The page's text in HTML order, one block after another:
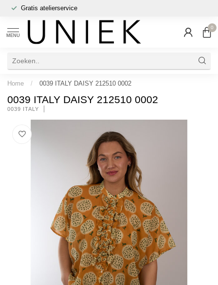
Gratis atelierservice
MENU
0
Home / 0039 ITALY DAISY 212510 0002
0039 ITALY DAISY 212510 0002
0039 ITALY